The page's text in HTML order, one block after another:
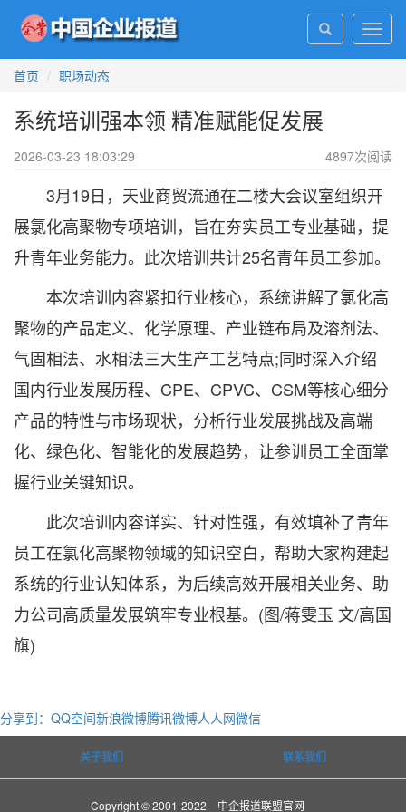
首页
职场动态
系统培训强本领 精准赋能促发展
2026-03-23 18:03:29 4897次阅读
3月19日，天业商贸流通在二楼大会议室组织开
展氯化高聚物专项培训，旨在夯实员工专业基础，提
升青年业务能力。此次培训共计25名青年员工参加。
本次培训内容紧扣行业核心，系统讲解了氯化高
聚物的产品定义、化学原理、产业链布局及溶剂法、
气固相法、水相法三大生产工艺特点;同时深入介绍
国内行业发展历程、CPE、CPVC、CSM等核心细分
产品的特性与市场现状，分析行业发展挑战及高端
化、绿色化、智能化的发展趋势，让参训员工全面掌
握行业关键知识。
此次培训内容详实、针对性强，有效填补了青年
员工在氯化高聚物领域的知识空白，帮助大家构建起
系统的行业认知体系，为后续高效开展相关业务、助
力公司高质量发展筑牢专业根基。(图/蒋雯玉 文/高国
旗)
分享到： QQ空间新浪微博腾讯微博人人网微信
关于我们 联系我们
Copyright © 2001-2022 中企报道联盟官网